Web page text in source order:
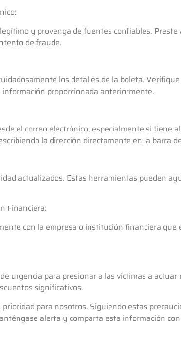
y provenga de fuentes confiables.
de fraude.
los detalles de la boleta.
proporcionada anteriormente.
el correo electrónico, especialmente si tiene
la dirección directamente en la barra
actualizados. Estas herramientas pueden
Financiera:
con la empresa o institución financiera
urgencia para presionar a las víctimas a
significativos.
para nosotros. Siguiendo estas
alerta y comparta esta información